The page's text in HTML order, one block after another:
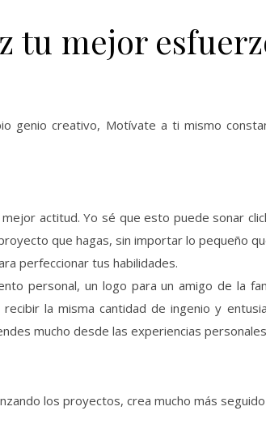
tu mejor
genio creativo, Motívate a ti mismo
actitud. Yo sé que esto puede sonar
que hagas, sin importar lo pequeño
perfeccionar tus habilidades.
personal, un logo para un amigo de la
la misma cantidad de ingenio y
mucho desde las experiencias
los proyectos, crea mucho más